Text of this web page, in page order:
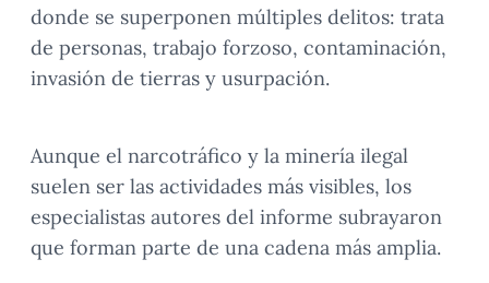
donde se superponen múltiples delitos: trata
de personas, trabajo forzoso, contaminación,
invasión de tierras y usurpación.
Aunque el narcotráfico y la minería ilegal
suelen ser las actividades más visibles, los
especialistas autores del informe subrayaron
que forman parte de una cadena más amplia.